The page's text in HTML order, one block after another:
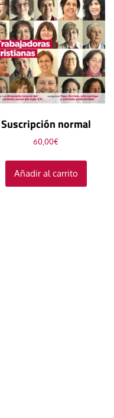
Suscripción normal
60,00€
Añadir al carrito